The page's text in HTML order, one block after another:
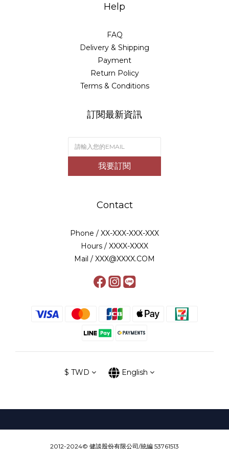
Help
FAQ
Delivery & Shipping
Payment
Return Policy
Terms & Conditions
訂閱最新資訊
我要訂閱
Contact
Phone / XX-XXX-XXX-XXX
Hours / XXXX-XXXX
Mail / XXX@XXXX.COM
$ TWD English
2012-2024© 健談股份有限公司/統編 53761513